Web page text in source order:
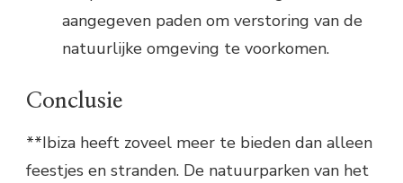
aangegeven paden om verstoring van de
natuurlijke omgeving te voorkomen.
Conclusie
**Ibiza heeft zoveel meer te bieden dan alleen
feestjes en stranden. De natuurparken van het